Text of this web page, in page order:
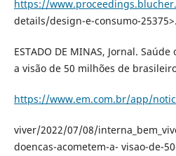
https://
details/design-e-consumo-
ESTADO DE MINAS, Jornal.
a visão de 50 milhões de
https://www.em.com.br/app/
viver/2022/07/08/
doencas-acometem-a- visao-de-